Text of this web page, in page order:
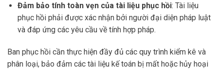
Đảm bảo tính toàn vẹn của tài liệu phục hồi: Tài liệu
phục hồi phải được xác nhận bởi người đại diện pháp luật
và đáp ứng các yêu cầu về tính hợp pháp.
Ban phục hồi cần thực hiện đầy đủ các quy trình kiểm kê và
phân loại, bảo đảm các tài liệu kế toán bị mất hoặc hủy hoại